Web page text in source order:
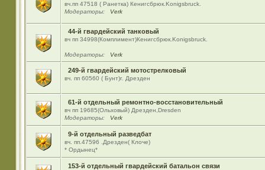
вч.пп 47518 ( Ранетка) Кенигсбрюк.Konigsbruck.
Модераторы:
Verk
44-й гвардейский танковый
вч пп 34998(Комплимент)Кенигсбрюк.Konigsbruck.
Модераторы: Verk
249-й гвардейский мотострелковый
вч. пп 60560 ( Бунт)г. Дрезден
61-й отдельный ремонтно-восстановительный
вч пп 19685(Ольховый) Дрезден,Dresden
Модераторы:
Verk
9-й отдельный разведбат
вч. пп.47596 .Дрезден( Клоче)
* Ордынец*
153-й отдельный гвардейский батальон связи